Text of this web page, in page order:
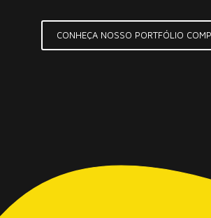
CONHEÇA NOSSO PORTFÓLIO